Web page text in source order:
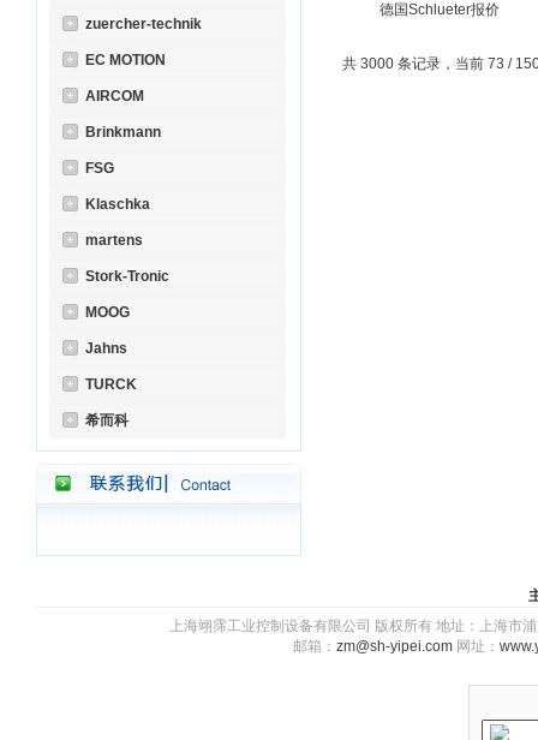
zuercher-technik
EC MOTION
AIRCOM
Brinkmann
FSG
Klaschka
martens
Stork-Tronic
MOOG
Jahns
TURCK
希而科
德国Schlueter报价
共 3000 条记录，当前 73 /
上海翊霈工业控制设备有限公司 版权所有 地址：上海
邮箱： zm@sh-yipei.com 网址：